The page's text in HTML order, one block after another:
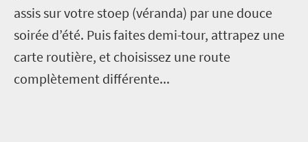
assis sur votre stoep (véranda) par une douce
soirée d’été. Puis faites demi-tour, attrapez une
carte routière, et choisissez une route
complètement différente...